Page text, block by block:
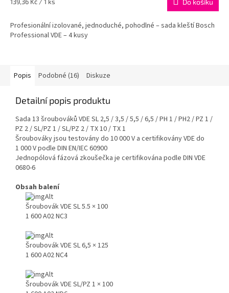
139,36 Kč / 1 ks Do košíku
Profesionální izolované, jednoduché, pohodlné – sada kleští Bosch
Professional VDE – 4 kusy
Popis Podobné (16) Diskuze
Detailní popis produktu
Sada 13 šroubováků VDE SL 2,5 / 3,5 / 5,5 / 6,5 / PH 1 / PH2 / PZ 1 /
PZ 2 / SL/PZ 1 / SL/PZ 2 / TX 10 / TX 1
Šroubováky jsou testovány do 10 000 V a certifikovány VDE do
1 000 V podle DIN EN/IEC 60900
Jednopólová fázová zkoušečka je certifikována podle DIN VDE
0680-6
Obsah balení
Šroubovák VDE SL 5.5 × 100
1 600 A02 NC3
Šroubovák VDE SL 6,5 × 125
1 600 A02 NC4
Šroubovák VDE SL/PZ 1 × 100